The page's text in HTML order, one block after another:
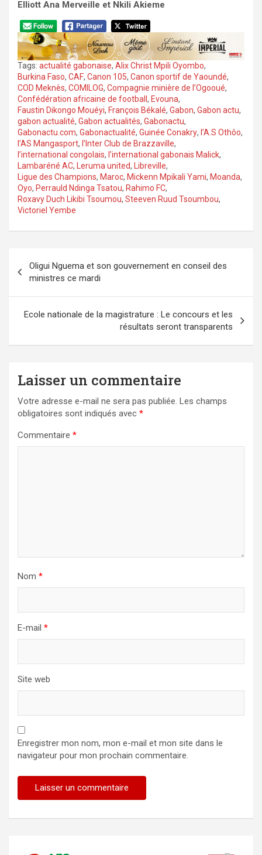
Elliott Ana Merveille et Nkili Akieme
Tags: actualité gabonaise, Alix Christ Mpili Oyombo,
Burkina Faso, CAF, Canon 105, Canon sportif de Yaoundé,
COD Meknès, COMILOG, Compagnie minière de l’Ogooué,
Confédération africaine de football , Evouna,
Faustin Dikongo Mouéyi, François Békalé, Gabon, Gabon actu,
gabon actualité, Gabon actualités, Gabonactu,
Gabonactu.com, Gabonactualité, Guinée Conakry, l’A.S Othôo,
l’AS Mangasport, l’Inter Club de Brazzaville,
l’international congolais, l’international gabonais Malick,
Lambaréné AC, Leruma united, Libreville,
Ligue des Champions, Maroc, Mickenn Mpikali Yami, Moanda,
Oyo, Perrauld Ndinga Tsatou, Rahimo FC,
Roxavy Duch Likibi Tsoumou, Steeven Ruud Tsoumbou,
Victoriel Yembe
de
l’article
Oligui Nguema et son gouvernement en conseil des
ministres ce mardi
Ecole nationale de la magistrature : Le concours et les
résultats seront transparents
Laisser un commentaire
Votre adresse e-mail ne sera pas publiée. Les champs
obligatoires sont indiqués avec *
Commentaire *
Nom *
E-mail *
Site web
Enregistrer mon nom, mon e-mail et mon site dans le
navigateur pour mon prochain commentaire.